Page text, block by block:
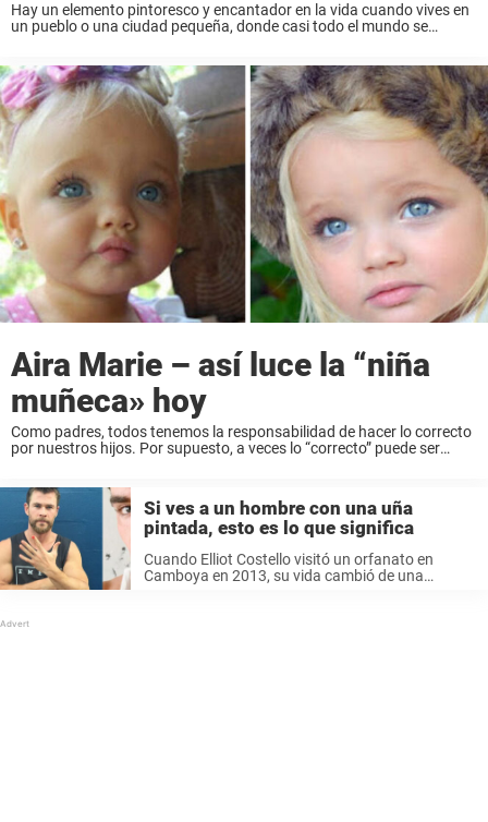
Hay un elemento pintoresco y encantador en la vida cuando vives en
un pueblo o una ciudad pequeña, donde casi todo el mundo se
Aira Marie – así luce la “niña
muñeca» hoy
Como padres, todos tenemos la responsabilidad de hacer lo correcto
por nuestros hijos. Por supuesto, a veces lo “correcto” puede ser
Si ves a un hombre con una uña
pintada, esto es lo que significa
Cuando Elliot Costello visitó un orfanato en
Camboya en 2013, su vida cambió de una